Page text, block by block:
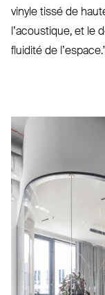
vinyle tissé de
l’a­coustique, et le
fluidité de